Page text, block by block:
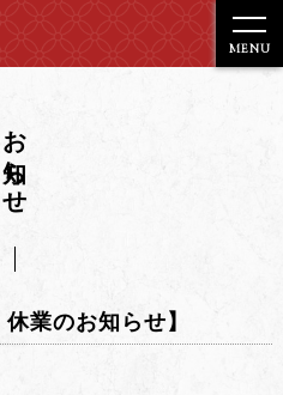
MENU
お知らせ
業のお知らせ】